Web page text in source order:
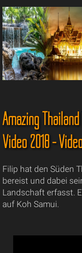
Amazing
Video 2018 -
Filip hat den Süden
bereist und dabei
Landschaft erfasst.
auf Koh Samui.